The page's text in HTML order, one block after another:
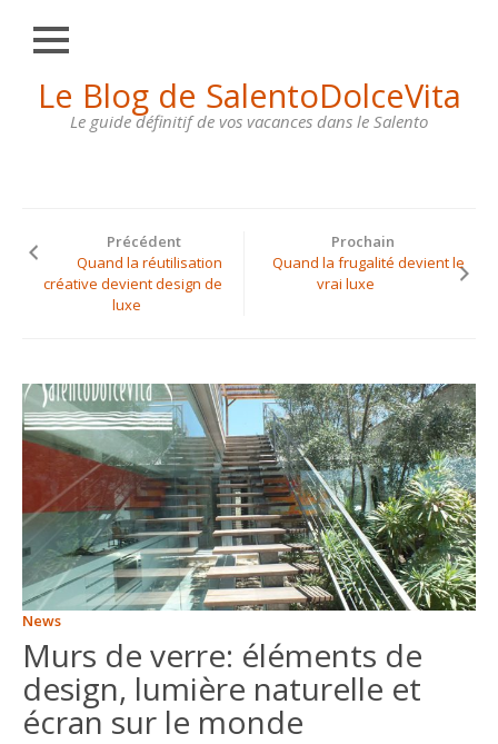
Le Blog de SalentoDolceVita
Le guide définitif de vos vacances dans le Salento
Fermer
HOME
OTRANTO
SANTA
MARIA
À
LOUER
CONTACTS
ITALIANO
ENGLISH
Précédent
Quand la réutilisation
créative devient design de
luxe
Prochain
Quand la frugalité devient le
vrai luxe
News
Murs de verre: éléments de
design, lumière naturelle et
écran sur le monde